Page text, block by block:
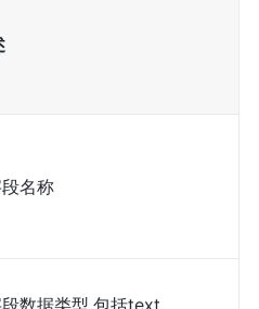
名称